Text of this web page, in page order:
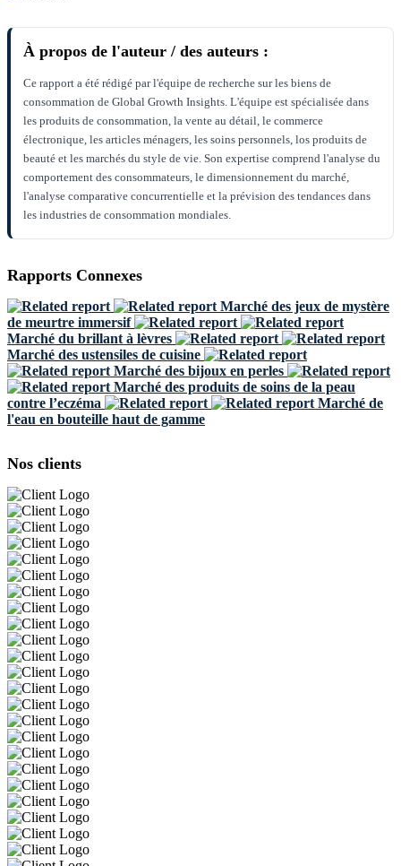
À propos de l'auteur / des auteurs :
Ce rapport a été rédigé par l'équipe de recherche sur les biens de
consommation de Global Growth Insights. L'équipe est spécialisée dans
les produits de consommation, la vente au détail, le commerce
électronique, les articles ménagers, les soins personnels, los produits de
beauté et les marchés du style de vie. Son expertise comprend l'analyse du
comportement des consommateurs, le dimensionnement du marché,
l'analyse comparative concurrentielle et la prévision des tendances dans
les industries de consommation mondiales.
Rapports Connexes
Marché des jeux de mystère
de meurtre immersif
Marché du brillant à lèvres
Marché des ustensiles de cuisine
Marché des bijoux en perles
Marché des produits de soins de la peau
contre l’eczéma
Marché de
l'eau en bouteille haut de gamme
Nos clients